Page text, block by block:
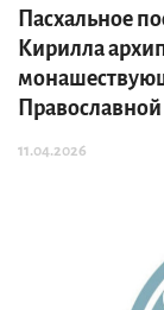
Пасхальное
Кирилла
11.04.2026